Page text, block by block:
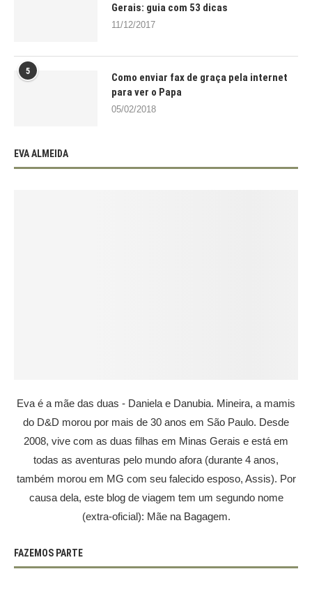
Gerais: guia com 53 dicas
11/12/2017
5
Como enviar fax de graça pela internet
para ver o Papa
05/02/2018
EVA ALMEIDA
Eva é a mãe das duas - Daniela e Danubia. Mineira, a mamis
do D&D morou por mais de 30 anos em São Paulo. Desde
2008, vive com as duas filhas em Minas Gerais e está em
todas as aventuras pelo mundo afora (durante 4 anos,
também morou em MG com seu falecido esposo, Assis). Por
causa dela, este blog de viagem tem um segundo nome
(extra-oficial): Mãe na Bagagem.
FAZEMOS PARTE